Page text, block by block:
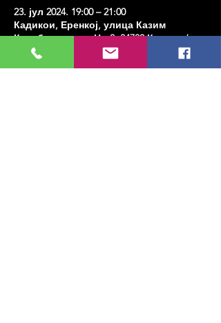
23. јул 2024. 19:00 – 21:00
Кадикои, Еренкој, улица Казим
Карабекирпаша Но:8, 34738 Кадıкои/
Истанбул, Туркиие